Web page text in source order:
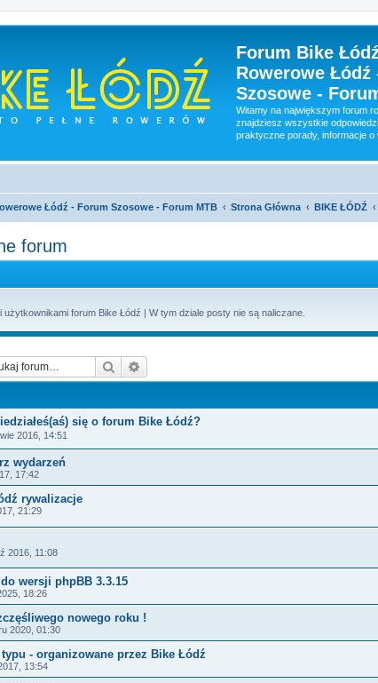
Forum Bike
Rowerowe Łódź
Szosowe -
Witamy na największym forum
znajdziesz wszystkie
praktyczne porady, informacje o
Łódź - Forum Szosowe - Forum MTB Strona Główna BIKE ŁÓDŹ
forum
użytkownikami forum Bike Łódź | W tym dziale posty nie są naliczane.
Szukaj
się o forum Bike Łódź?
2016, 14:51
wydarzeń
17:42
rywalizacje
21:29
2016, 11:08
wersji phpBB 3.3.15
18:26
nowego roku !
2020, 01:30
- organizowane przez Bike Łódź
13:54